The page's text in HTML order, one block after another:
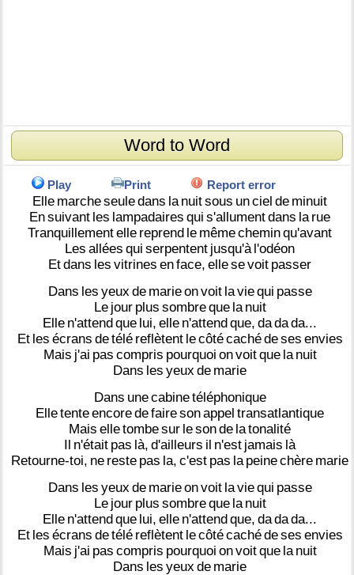
Word to Word
Play Print Report error
Elle marcheseuledans la nuitsous unciel de minuit
Ensuivant les lampadaires qui s'allumentdans la rue
Tranquillementelle reprend le mêmecheminqu'avant
Les allées qui serpentent jusqu'à l'odéon
Etdans les vitrines enface, ellesevoit passer
Dans les yeux de marieonvoit laviequi passe
Le jour plus sombreque la nuit
Elle n'attendque lui, elle n'attendque, dadada...
Et les écrans detélé reflètent lecôtécachédeses envies
Mais j'ai pas compris pourquoi onvoitque la nuit
Dans les yeux de marie
Dans unecabinetéléphonique
Elletenteencoredefairesonappel transatlantique
Mais elletombesur lesonde latonalité
Il n'était pas là, d'ailleurs il n'est jamais là
Retourne-toi, ne reste pas la, c'est pas la peinechère marie
Dans les yeux de marieonvoit laviequi passe
Le jour plus sombreque la nuit
Elle n'attendque lui, elle n'attendque, dadada...
Et les écrans detélé reflètent lecôtécachédeses envies
Mais j'ai pas compris pourquoi onvoitque la nuit
Dans les yeux de marie